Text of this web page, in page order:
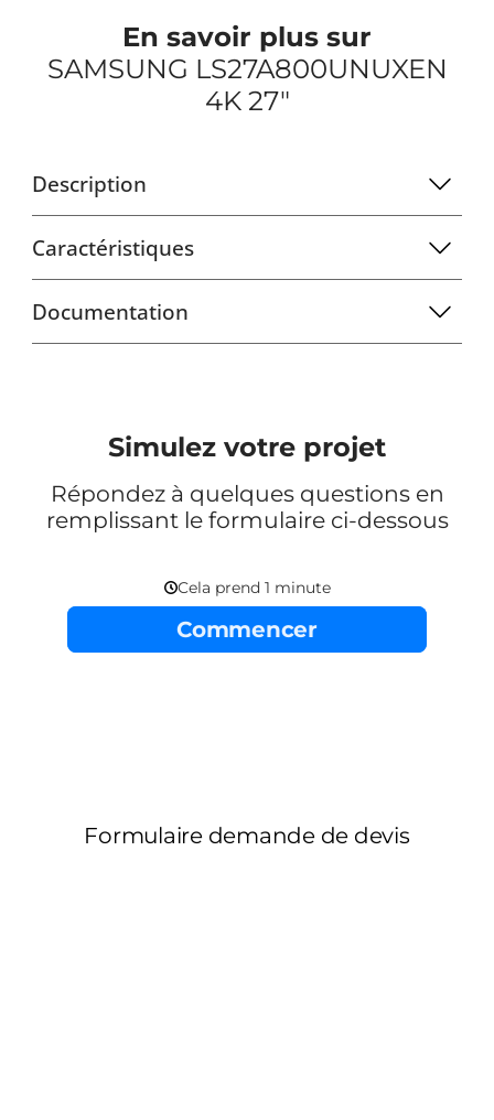
En savoir plus sur
SAMSUNG LS27A800UNUXEN
4K 27"
Description
Caractéristiques
Documentation
Simulez votre projet
Répondez à quelques questions en
remplissant le formulaire ci-dessous